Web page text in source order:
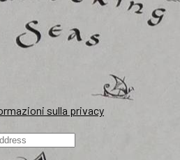
sulla privacy